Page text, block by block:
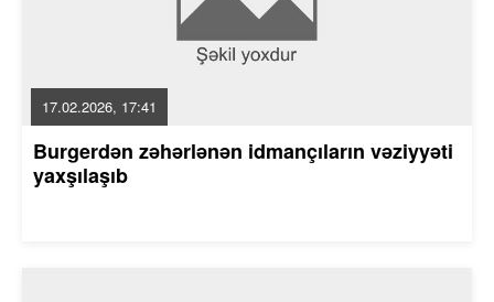
17.02.2026, 17:41
Burgerdən zəhərlənən idmançıların vəziyyəti
yaxşılaşıb